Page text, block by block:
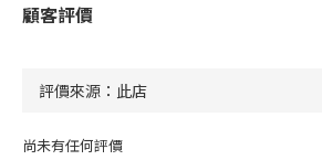
顧客評價
尚未有任何評價